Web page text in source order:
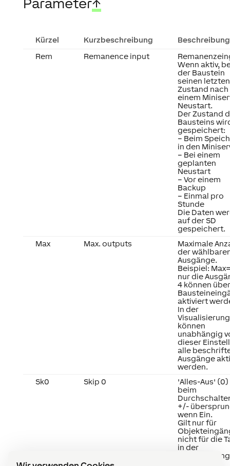
Parameter↑
Kürzel Kurzbeschreibung
Beschreibung
Rem
Remanence input
Wenn aktiv,
der Baustein
seinen letzten
Zustand nach
einem
Neustart.
Der Zustand
Bausteins
gespeichert:
– Beim
in den
– Bei einem
geplanten
Neustart
– Vor einem
Backup
– Einmal pro
Stunde
Die Daten
auf der SD
gespeichert.
Max
Max. outputs
Maximale
der
Ausgänge.
Beispiel:
nur die
4 können über
aktiviert
In der
Visualisierung
können
unabhängig
dieser
alle
Ausgänge
werden.
Sk0
Skip 0
'Alles-Aus'
beim
+/-
wenn Ein.
Gilt nur für
nicht für die
in der